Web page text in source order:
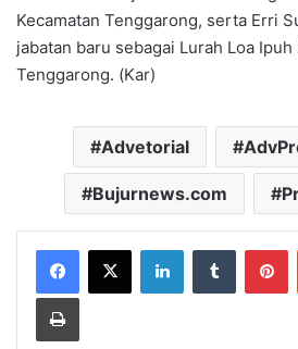
Kecamatan Tenggarong, serta Erri
jabatan baru sebagai Lurah Loa Ipuh
Tenggarong. (Kar)
Advetorial
Bujurnews.com
LinkedInTumblr
Print